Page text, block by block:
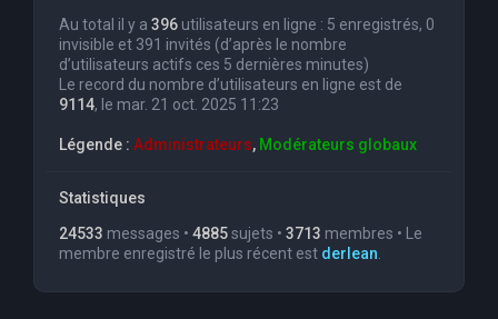
Au total il y a 396 utilisateurs en ligne : 5 enregistrés, 0
invisible et 391 invités (d’après le nombre
d’utilisateurs actifs ces 5 dernières minutes)
Le record du nombre d’utilisateurs en ligne est de
9114, le mar. 21 oct. 2025 11:23
Légende : Administrateurs, Modérateurs globaux
Statistiques
24533 messages • 4885sujets • 3713 membres • Le
membre enregistré le plus récent est derlean.